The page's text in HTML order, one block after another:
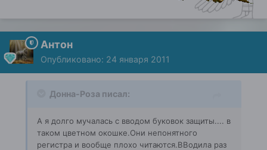
Антон
Опубликовано: 24 января 2011
Донна-Роза писал:
А я долго мучалась с вводом буковок защиты.... в
таком цветном окошке.Они непонятного
регистра и вообще плохо читаются.ВВодила раз